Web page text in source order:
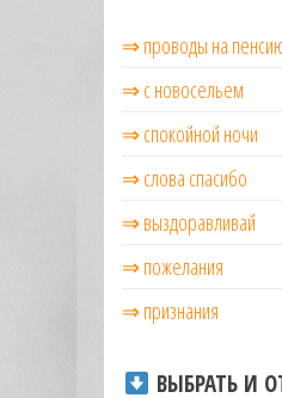
СМС,
⇒ проводы на
⇒ с новосельем
⇒ cпокойной ночи
⇒ слова спасибо
⇒ выздоравливай
⇒ пожелания
⇒ признания
ВЫБРАТЬ И